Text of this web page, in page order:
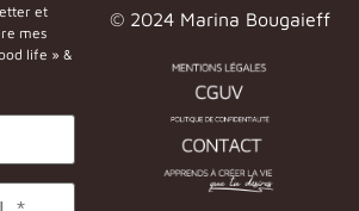
et
mes
life » &
© 2024 Marina Bougaieff